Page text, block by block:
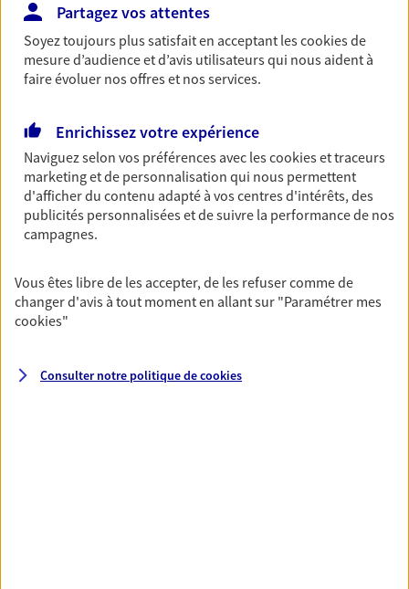
Mickael Dini
Agent Général d'assurance exclusif AXA
France
28 Rue De Belledonne, 38520 Le Bourg D'Oisans
Horaires :Fermé
Ouvre le 11 août à 09:00
04 76 80 01 11
VOIR NOTRE SITE WEB
Partagez vos attentes
Soyez toujours plus satisfait en acceptant lescookiesde
mesure d’audience et d’avis utilisateurs qui nous aident à
faire évoluer nos offres et nos services.
Enrichissez votre expérience
Naviguez selon vos préférences avec lescookies et traceurs
marketing et de personnalisation qui nous permettent
d'afficher du contenu adapté à vos centres d'intérêts, des
publicités personnalisées et de suivre la performance de nos
campagnes.
Vous êtes libre de les accepter, de les refuser comme de
changer d'avis à tout moment en allant sur "Paramétrer mes
cookies"
Consulter notre politique decookies